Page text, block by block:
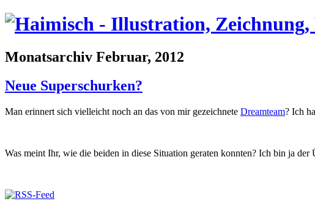
Monatsarchiv Februar, 2012
Neue Superschurken?
Man erinnert sich vielleicht noch an das von mir gezeichnete Dreamteam? Ich
Was meint Ihr, wie die beiden in diese Situation geraten konnten? Ich bin ja